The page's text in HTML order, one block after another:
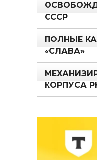
СССР
ПОЛНЫЕ
«СЛАВА»
КОРПУСА